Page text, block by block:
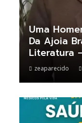
Uma
Da Ajoia
Literatura
zeaparecido